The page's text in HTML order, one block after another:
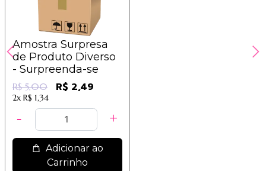
Amostra Surpresa
de Produto Diverso
- Surpreenda-se
R$ 5,00 R$ 2,49
2x R$ 1,34
Adicionar ao
Carrinho